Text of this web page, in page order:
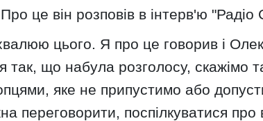
це він розповів в інтерв'ю "Радіо
цього. Я про це говорив і
так, що набула розголосу, скажімо
яке не припустимо або
переговорити, поспілкуватися про